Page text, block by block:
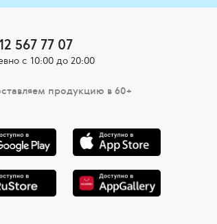
567 77 07
с 10:00 до 20:00
продукцию в 60+